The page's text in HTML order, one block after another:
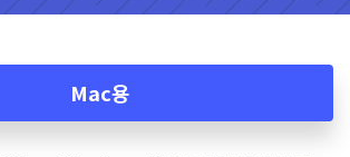
기
Mac용